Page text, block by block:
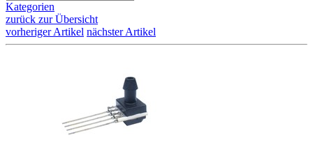
Kategorien
zurück zur Übersicht
vorheriger Artikel nächster Artikel